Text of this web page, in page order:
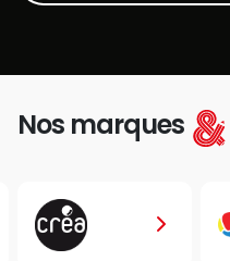
Nos marques